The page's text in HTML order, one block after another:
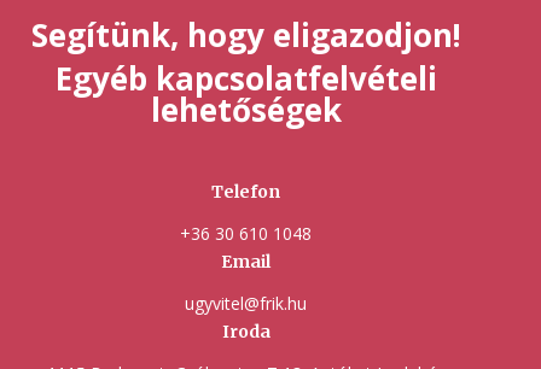
Segítünk, hogy eligazodjon!
Egyéb kapcsolatfelvételi
lehetőségek
Telefon
+36 30 610 1048
Email
ugyvitel@frik.hu
Iroda